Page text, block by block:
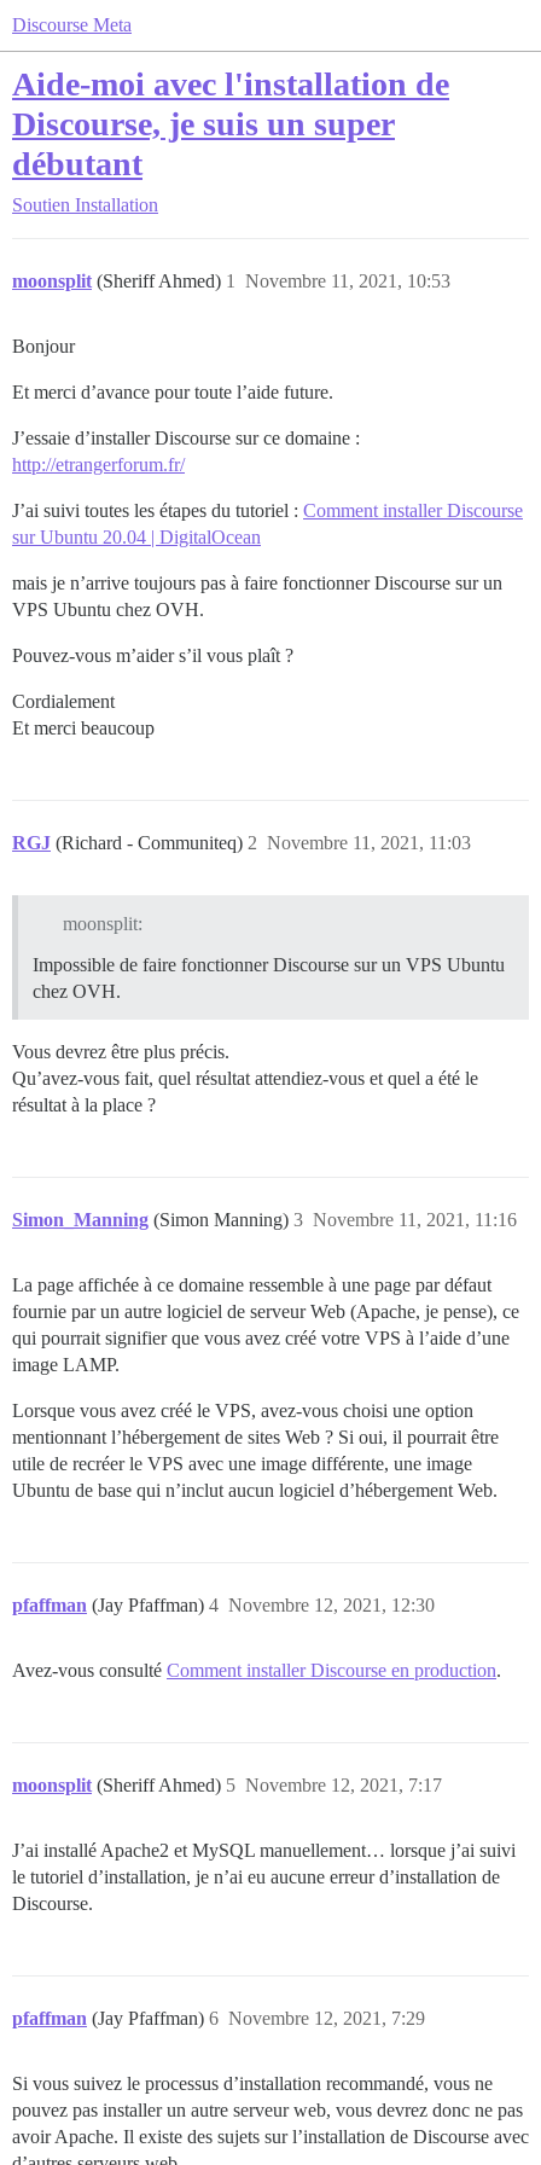
Discourse Meta
Aide-moi avec l'installation de
Discourse, je suis un super
débutant
Soutien Installation
moonsplit (Sheriff Ahmed) Novembre 11, 2021, 10:53
1
Bonjour
Et merci d’avance pour toute l’aide future.
J’essaie d’installer Discourse sur ce domaine :
http://etrangerforum.fr/
J’ai suivi toutes les étapes du tutoriel : Comment installer Discourse
sur Ubuntu 20.04 | DigitalOcean
mais je n’arrive toujours pas à faire fonctionner Discourse sur un
VPS Ubuntu chez OVH.
Pouvez-vous m’aider s’il vous plaît ?
Cordialement
Et merci beaucoup
RGJ (Richard - Communiteq) Novembre 11, 2021, 11:03
2
moonsplit:
Impossible de faire fonctionner Discourse sur un VPS Ubuntu
chez OVH.
Vous devrez être plus précis.
Qu’avez-vous fait, quel résultat attendiez-vous et quel a été le
résultat à la place ?
Simon_Manning (Simon Manning) Novembre 11, 2021, 11:16
3
La page affichée à ce domaine ressemble à une page par défaut
fournie par un autre logiciel de serveur Web (Apache, je pense), ce
qui pourrait signifier que vous avez créé votre VPS à l’aide d’une
image LAMP.
Lorsque vous avez créé le VPS, avez-vous choisi une option
mentionnant l’hébergement de sites Web ? Si oui, il pourrait être
utile de recréer le VPS avec une image différente, une image
Ubuntu de base qui n’inclut aucun logiciel d’hébergement Web.
pfaffman (Jay Pfaffman) Novembre 12, 2021, 12:30
4
Avez-vous consulté Comment installer Discourse en production.
moonsplit (Sheriff Ahmed) Novembre 12, 2021, 7:17
5
J’ai installé Apache2 et MySQL manuellement… lorsque j’ai suivi
le tutoriel d’installation, je n’ai eu aucune erreur d’installation de
Discourse.
pfaffman (Jay Pfaffman) Novembre 12, 2021, 7:29
6
Si vous suivez le processus d’installation recommandé, vous ne
pouvez pas installer un autre serveur web, vous devrez donc ne pas
avoir Apache. Il existe des sujets sur l’installation de Discourse avec